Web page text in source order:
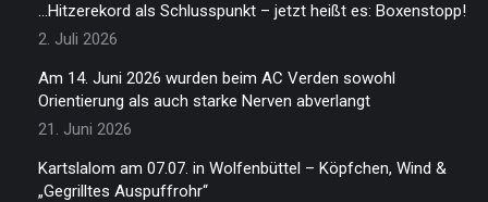
…Hitzerekord als Schlusspunkt – jetzt heißt es: Boxenstopp!
2. Juli 2026
Am 14. Juni 2026 wurden beim AC Verden sowohl
Orientierung als auch starke Nerven abverlangt
21. Juni 2026
Kartslalom am 07.07. in Wolfenbüttel – Köpfchen, Wind &
„Gegrilltes Auspuffrohr“